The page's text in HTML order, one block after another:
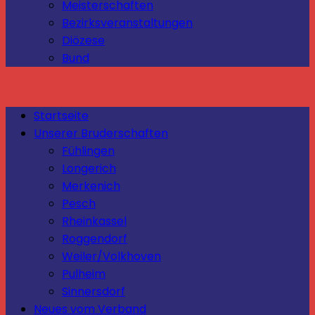
Meisterschaften
Bezirksveranstaltungen
Diözese
Bund
Startseite
Unserer Bruderschaften
Fühlingen
Longerich
Merkenich
Pesch
Rheinkassel
Roggendorf
Weiler/Volkhoven
Pulheim
Sinnersdorf
Neues vom Verband